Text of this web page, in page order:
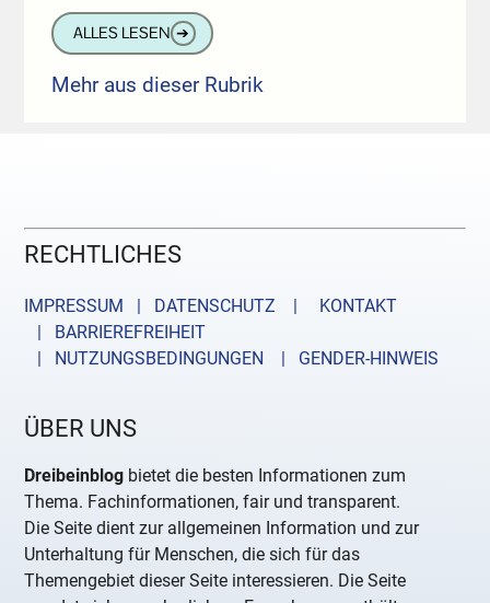
ALLES LESEN ➔
Mehr aus dieser Rubrik
RECHTLICHES
IMPRESSUM | DATENSCHUTZ |
KONTAKT
| BARRIEREFREIHEIT
| NUTZUNGSBEDINGUNGEN
| GENDER-HINWEIS
ÜBER UNS
Dreibeinblog bietet die besten Informationen zum
Thema. Fachinformationen, fair und transparent.
Die Seite dient zur allgemeinen Information und zur
Unterhaltung für Menschen, die sich für das
Themengebiet dieser Seite interessieren. Die Seite